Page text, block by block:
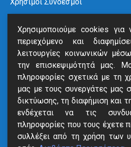
Χρήσιμοι Σύνδεσμοι
Ανακοινώσεις
Νέα
Επικοινωνία
Υπηρεσίες
SmartVille
Online Eξόφληση
Δήλωση Βλάβης
Αιτήσεις
Χρησιμοποιούμε cookies για
περιεχόμενο και
λειτουργίες κοινωνικών
την επισκεψιμότητά μας.
πληροφορίες σχετικά με τη
μας με τους συνεργάτες μας
δικτύωσης, τη διαφήμιση και
ενδέχεται να τις
πληροφορίες που τους έχετε
συλλέξει από τη χρήση των